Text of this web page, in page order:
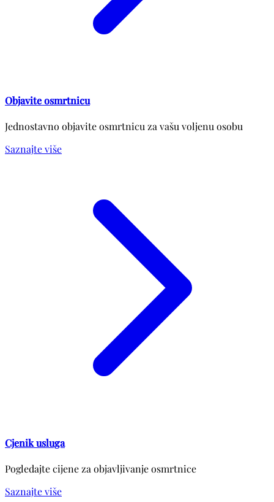
Objavite osmrtnicu
Jednostavno objavite osmrtnicu za vašu voljenu osobu
Saznajte više
Cjenik usluga
Pogledajte cijene za objavljivanje osmrtnice
Saznajte više